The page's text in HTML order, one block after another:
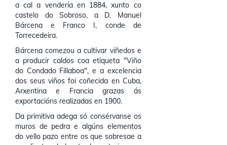
a cal a vendería en 1884, xunto co
castelo do Sobroso, a D. Manuel
Bárcena e Franco I, conde de
Torrecedeira.
Bárcena comezou a cultivar viñedos e
a producir caldos coa etiqueta "Viño
do Condado Fillaboa", e a excelencia
dos seus viños foi coñecida en Cuba,
Arxentina e Francia grazas ás
exportacións realizadas en 1900.
Da primitiva adega só consérvanse os
muros de pedra e algúns elementos
do vello pazo entre os que sobresae a